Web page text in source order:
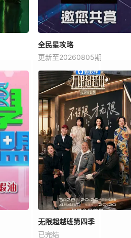
全民星攻略
更新至20260805期
无限超越班第四季
已完结